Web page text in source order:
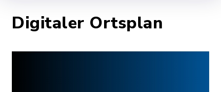
Digitaler Ortsplan